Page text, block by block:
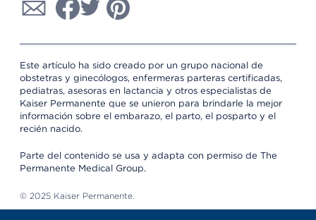
Este artículo ha sido creado por un grupo nacional de
obstetras y ginecólogos, enfermeras parteras certificadas,
pediatras, asesoras en lactancia y otros especialistas de
Kaiser Permanente que se unieron para brindarle la mejor
información sobre el embarazo, el parto, el posparto y el
recién nacido.
Parte del contenido se usa y adapta con permiso de The
Permanente Medical Group.
© 2025 Kaiser Permanente.